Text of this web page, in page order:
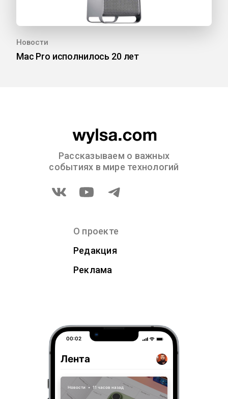
Новости
Mac Pro исполнилось 20 лет
Рассказываем о важных
событиях в мире технологий
О проекте
Редакция
Реклама
00:02
Лента
Новости • 11 часов назад